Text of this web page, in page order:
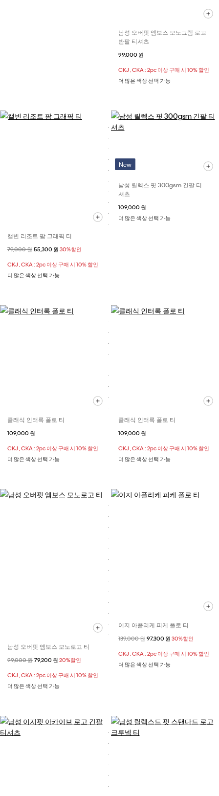
남성 오버핏 엠보스 모노그램 로고
반팔 티셔츠
99,000 원
CKJ , CKA : 2pc 이상 구매 시 10% 할인
더 많은 색상 선택 가능
캘빈 리조트 팜 그래픽 티
할인 전 가격
79,000 원 할인된 가격
55,300 원 30%할인
CKJ , CKA : 2pc 이상 구매 시 10% 할인
더 많은 색상 선택 가능
New
남성 릴렉스 핏 300gsm 긴팔 티
셔츠
109,000 원
더 많은 색상 선택 가능
클래식 인터록 폴로 티
109,000 원
CKJ , CKA : 2pc 이상 구매 시 10% 할인
더 많은 색상 선택 가능
클래식 인터록 폴로 티
109,000 원
CKJ , CKA : 2pc 이상 구매 시 10% 할인
더 많은 색상 선택 가능
남성 오버핏 엠보스 모노로고 티
할인 전 가격
99,000 원 할인된 가격
79,200 원 20%할인
CKJ , CKA : 2pc 이상 구매 시 10% 할인
더 많은 색상 선택 가능
이지 아플리케 피케 폴로 티
할인 전 가격
139,000 원할인된 가격
97,300 원 30%할인
CKJ , CKA : 2pc 이상 구매 시 10% 할인
더 많은 색상 선택 가능